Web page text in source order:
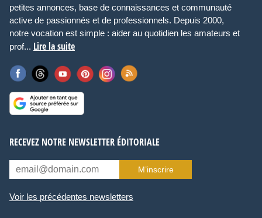
petites annonces, base de connaissances et communauté
active de passionnés et de professionnels. Depuis 2000,
notre vocation est simple : aider au quotidien les amateurs et
prof... Lire la suite
RECEVEZ NOTRE NEWSLETTER ÉDITORIALE
M’inscrire
Voir les précédentes newsletters